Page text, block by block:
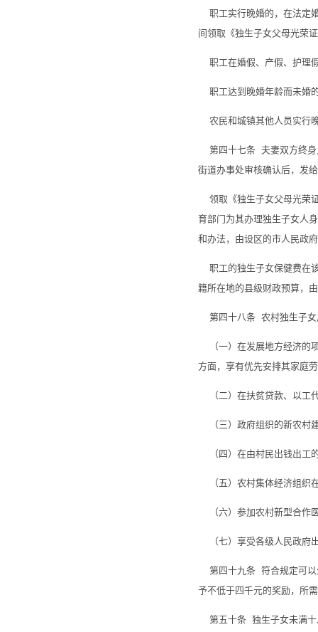
职工实行晚婚的，在法定
间领取《独生子女父母光荣
职工在婚假、产假、护理
职工达到晚婚年龄而未婚
农民和城镇其他人员实行
第四十七条 夫妻双方终身
街道办事处审核确认后，发
领取《独生子女父母光荣
育部门为其办理独生子女人
和办法，由设区的市人民政
职工的独生子女保健费在
籍所在地的县级财政预算，
第四十八条 农村独生子女
（一）在发展地方经济的
方面，享有优先安排其家庭
（二）在扶贫贷款、以工
（三）政府组织的新农村
（四）在由村民出钱出工
（五）农村集体经济组织
（六）参加农村新型合作
（七）享受各级人民政府
第四十九条 符合规定可以
予不低于四千元的奖励，所
第五十条 独生子女未满十